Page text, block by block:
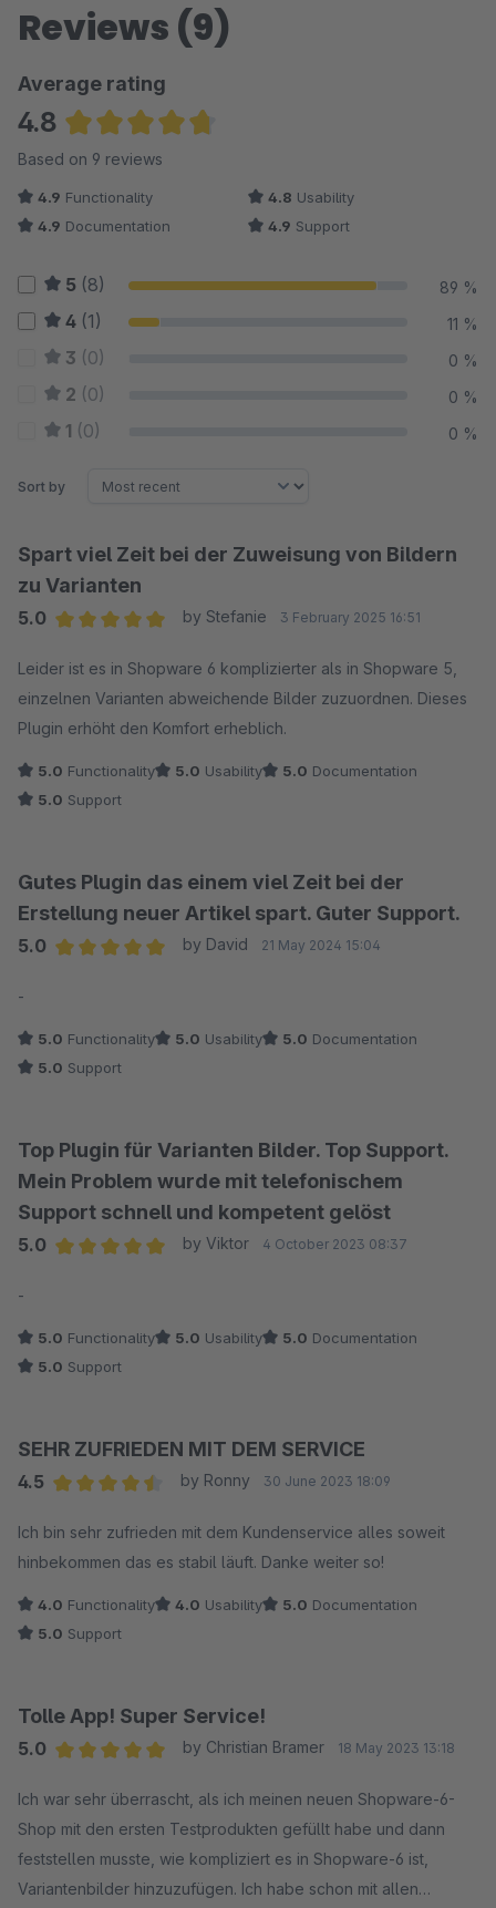
Reviews (9)
Average rating
4.8
Average rating of 4.83 out of 5 stars
Based on 9 reviews
4.9 Functionality 4.8 Usability
4.9 Documentation 4.9 Support
5 (8) 89 %
4 (1) 11 %
3 (0) 0 %
2 (0) 0 %
1 (0) 0 %
Sort by
Spart viel Zeit bei der Zuweisung von Bildern
zu Varianten
5.0
by Stefanie 3 February 2025 16:51
Leider ist es in Shopware 6 komplizierter als in Shopware 5,
einzelnen Varianten abweichende Bilder zuzuordnen. Dieses
Plugin erhöht den Komfort erheblich.
5.0 Functionality 5.0 Usability 5.0 Documentation
5.0 Support
Gutes Plugin das einem viel Zeit bei der
Erstellung neuer Artikel spart. Guter Support.
5.0
by David 21 May 2024 15:04
-
5.0 Functionality 5.0 Usability 5.0 Documentation
5.0 Support
Top Plugin für Varianten Bilder. Top Support.
Mein Problem wurde mit telefonischem
Support schnell und kompetent gelöst
5.0
by Viktor 4 October 2023 08:37
-
5.0 Functionality 5.0 Usability 5.0 Documentation
5.0 Support
SEHR ZUFRIEDEN MIT DEM SERVICE
4.5
by Ronny 30 June 2023 18:09
Ich bin sehr zufrieden mit dem Kundenservice alles soweit
hinbekommen das es stabil läuft. Danke weiter so!
4.0 Functionality 4.0 Usability 5.0 Documentation
5.0 Support
Tolle App! Super Service!
5.0
by Christian Bramer 18 May 2023 13:18
Ich war sehr überrascht, als ich meinen neuen Shopware-6-
Shop mit den ersten Testprodukten gefüllt habe und dann
feststellen musste, wie kompliziert es in Shopware-6 ist,
Variantenbilder hinzuzufügen. Ich habe schon mit allen